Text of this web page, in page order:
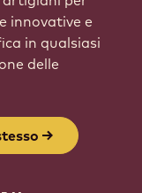
per
in qualsiasi
delle